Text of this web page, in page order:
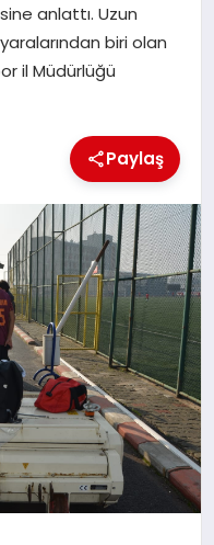
anlattı. Uzun
biri olan
il Müdürlüğü
Paylaş